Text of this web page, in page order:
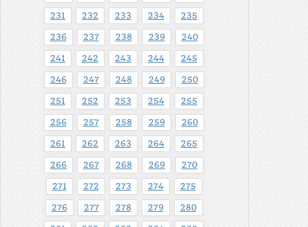
231 232 233 234 235
236 237 238 239 240
241 242 243 244 245
246 247 248 249 250
251 252 253 254 255
256 257 258 259 260
261 262 263 264 265
266 267 268 269 270
271 272 273 274 275
276 277 278 279 280